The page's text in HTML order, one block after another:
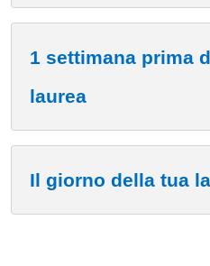
1 settimana prima
laurea
Il giorno della tua